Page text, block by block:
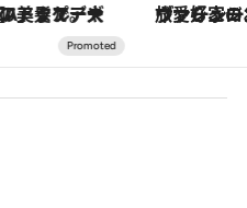
入りコレクションから、ジェンダーレスな新作が登場